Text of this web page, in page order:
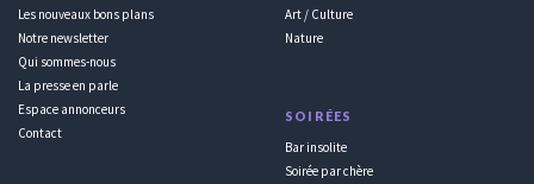
Les nouveaux bons plans
Notre newsletter
Qui sommes-nous
La presse en parle
Espace annonceurs
Contact
Art / Culture
Nature
SOIRÉES
Bar insolite
Soirée par chère